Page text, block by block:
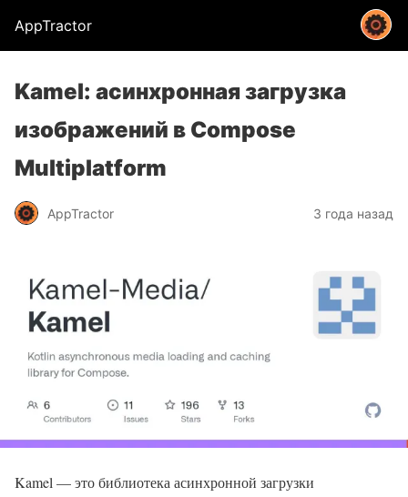
AppTractor
Kamel: асинхронная загрузка
изображений в Compose
Multiplatform
AppTractor 3 года назад
Kamel — это библиотека асинхронной загрузки